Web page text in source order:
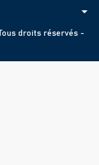
arrow_drop_down
droits réservés -